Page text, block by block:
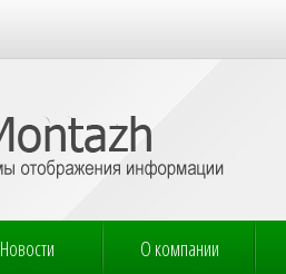
Новости О компании